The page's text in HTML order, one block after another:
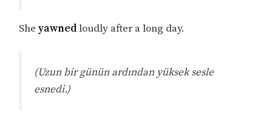
Sheyawnedloudly after a long day.
(Uzun bir günün ardından yüksek sesle
esnedi.)